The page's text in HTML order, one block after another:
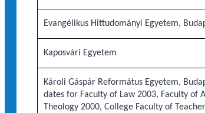
Evangélikus Hittudományi Egyetem,
Kaposvári Egyetem
Károli Gáspár Református Egyetem,
dates for Faculty of Law 2003, Faculty of
Theology 2000, College Faculty of